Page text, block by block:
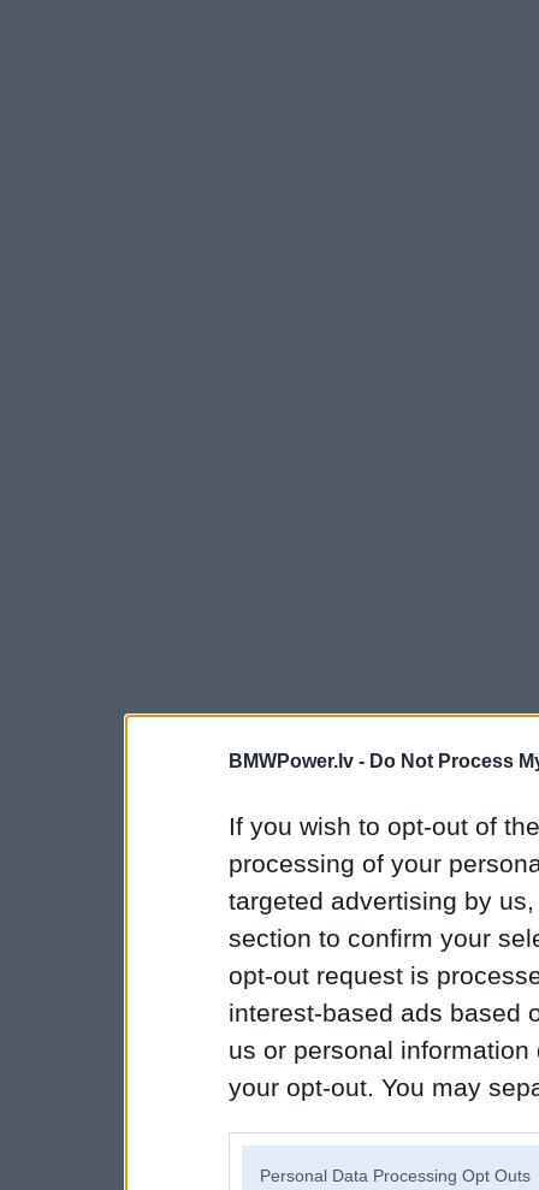
BMWPower.lv - Do Not Process
If you wish to opt-out of
processing of your
targeted advertising by
section to confirm your
opt-out request is
interest-based ads based
us or personal
your opt-out. You may
Personal Data Processing Opt Outs